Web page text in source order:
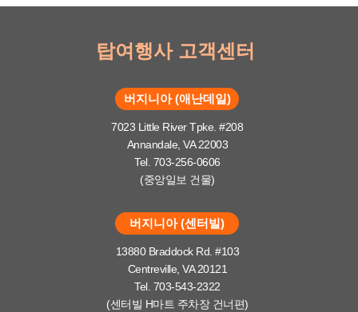
탑여행사 고객센터
버지니아 (애난데일)
7023 Little River Tpke. #208
Annandale, VA 22003
Tel. 703-256-0606
(중앙일보 건물)
버지니아 (센터빌)
13880 Braddock Rd. #103
Centreville, VA 20121
Tel. 703-543-2322
(센터빌 H마트 주차장 건너편)